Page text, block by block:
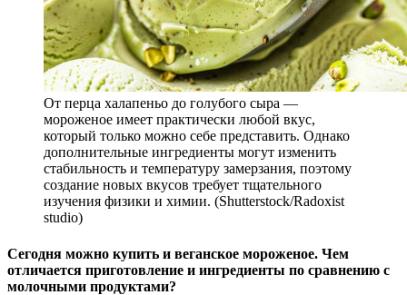
От перца халапеньо до голубого сыра —
мороженое имеет практически любой вкус,
который только можно себе представить. Однако
дополнительные ингредиенты могут изменить
стабильность и температуру замерзания, поэтому
создание новых вкусов требует тщательного
изучения физики и химии. (Shutterstock/Radoxist
studio)
Сегодня можно купить и веганское мороженое. Чем
отличается приготовление и ингредиенты по сравнению с
молочными продуктами?